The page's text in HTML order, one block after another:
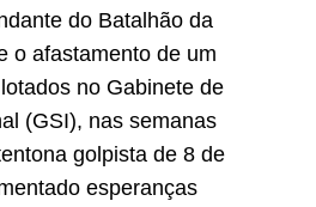
do Batalhão da
o afastamento de um
no Gabinete de
(GSI), nas semanas
golpista de 8 de
esperanças